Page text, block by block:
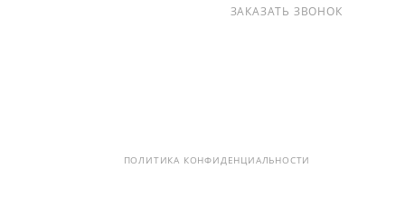
ЗАКАЗАТЬ ЗВОНОК
ПОЛИТИКА КОНФИДЕНЦИАЛЬНОСТИ